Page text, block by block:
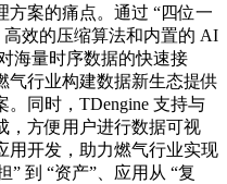
方案的痛点。通过 “四位一
效的压缩算法和内置的 AI
海量时序数据的快速接
气行业构建数据新生态提供
同时，TDengine 支持与
，方便用户进行数据可视
用开发，助力燃气行业实现
” 到 “资产”、应用从 “复